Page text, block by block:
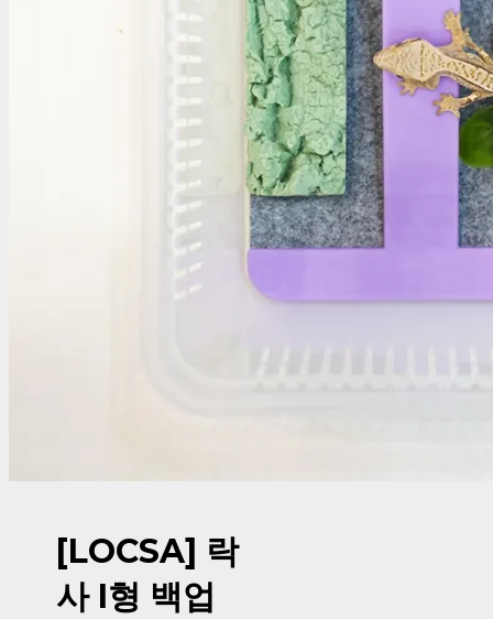
[LOCSA] 락
사 I형 백업